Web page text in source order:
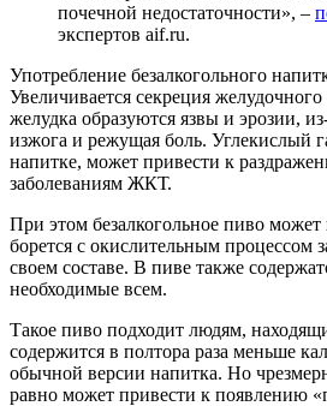
почечной недостаточности», –
экспертов aif.ru.
Употребление безалкогольного
Увеличивается секреция желудочного
желудка образуются язвы и эрозии,
изжога и режущая боль. Углекислый
напитке, может привести к
заболеваниям ЖКТ.
При этом безалкогольное пиво
борется с окислительным процессом
своем составе. В пиве также
необходимые всем.
Такое пиво подходит людям,
содержится в полтора раза меньше
обычной версии напитка. Но
равно может привести к появлению